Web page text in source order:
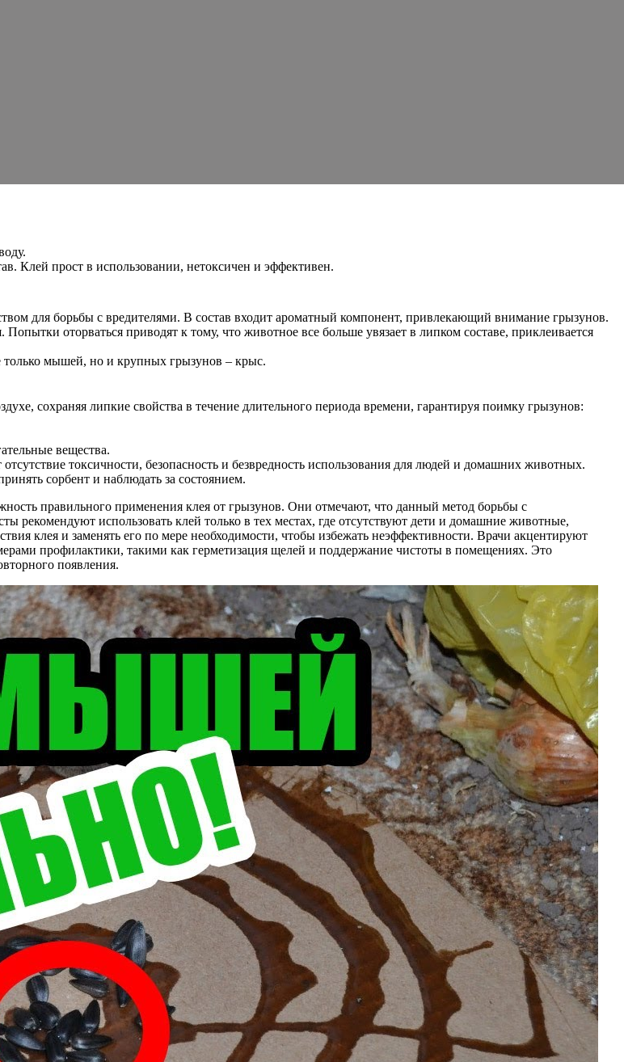
Клей прост в использовании, нетоксичен и эффективен.
для борьбы с вредителями. В состав входит ароматный компонент, привлекающий внимание грызунов.
оторваться приводят к тому, что животное все больше увязает в липком составе, приклеивается
только мышей, но и крупных грызунов – крыс.
сохраняя липкие свойства в течение длительного периода времени, гарантируя поимку грызунов:
вещества.
токсичности, безопасность и безвредность использования для людей и домашних животных.
сорбент и наблюдать за состоянием.
правильного применения клея от грызунов. Они отмечают, что данный метод борьбы с
рекомендуют использовать клей только в тех местах, где отсутствуют дети и домашние животные,
клея и заменять его по мере необходимости, чтобы избежать неэффективности. Врачи акцентируют
профилактики, такими как герметизация щелей и поддержание чистоты в помещениях. Это
появления.